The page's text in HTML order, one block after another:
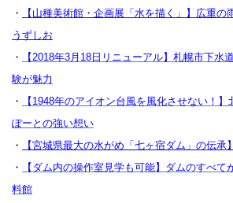
・
【山種美術館・企画展「水を描く」】広重
うずしお
・
【2018年3月18日リニューアル】札幌市下水
験が魅力
・
【1948年のアイオン台風を風化させない！
ぽーとの強い想い
・
【宮城県最大の水がめ「七ヶ宿ダム」の伝
・
【ダム内の操作室見学も可能】ダムのすべて
料館